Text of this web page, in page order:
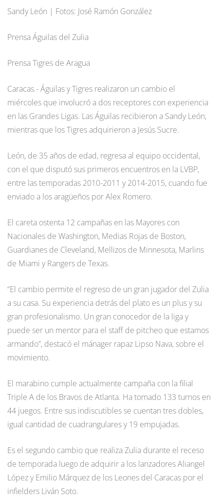
Sandy León | Fotos: José Ramón González
Prensa Águilas del Zulia
Prensa Tigres de Aragua
Caracas.- Águilas y Tigres realizaron un cambio el
miércoles que involucró a dos receptores con experiencia
en las Grandes Ligas. Las Águilas recibieron a Sandy León,
mientras que los Tigres adquirieron a Jesús Sucre.
León, de 35 años de edad, regresa al equipo occidental,
con el que disputó sus primeros encuentros en la LVBP,
entre las temporadas 2010-2011 y 2014-2015, cuando fue
enviado a los aragüeños por Alex Romero.
El careta ostenta 12 campañas en las Mayores con
Nacionales de Washington, Medias Rojas de Boston,
Guardianes de Cleveland, Mellizos de Minnesota, Marlins
de Miami y Rangers de Texas.
“El cambio permite el regreso de un gran jugador del Zulia
a su casa. Su experiencia detrás del plato es un plus y su
gran profesionalismo. Un gran conocedor de la liga y
puede ser un mentor para el staff de pitcheo que estamos
armando”, destacó el mánager rapaz Lipso Nava, sobre el
movimiento.
El marabino cumple actualmente campaña con la filial
Triple A de los Bravos de Atlanta. Ha tomado 133 turnos en
44 juegos. Entre sus indiscutibles se cuentan tres dobles,
igual cantidad de cuadrangulares y 19 empujadas.
Es el segundo cambio que realiza Zulia durante el receso
de temporada luego de adquirir a los lanzadores Aliangel
López y Emilio Márquez de los Leones del Caracas por el
infielders Liván Soto.